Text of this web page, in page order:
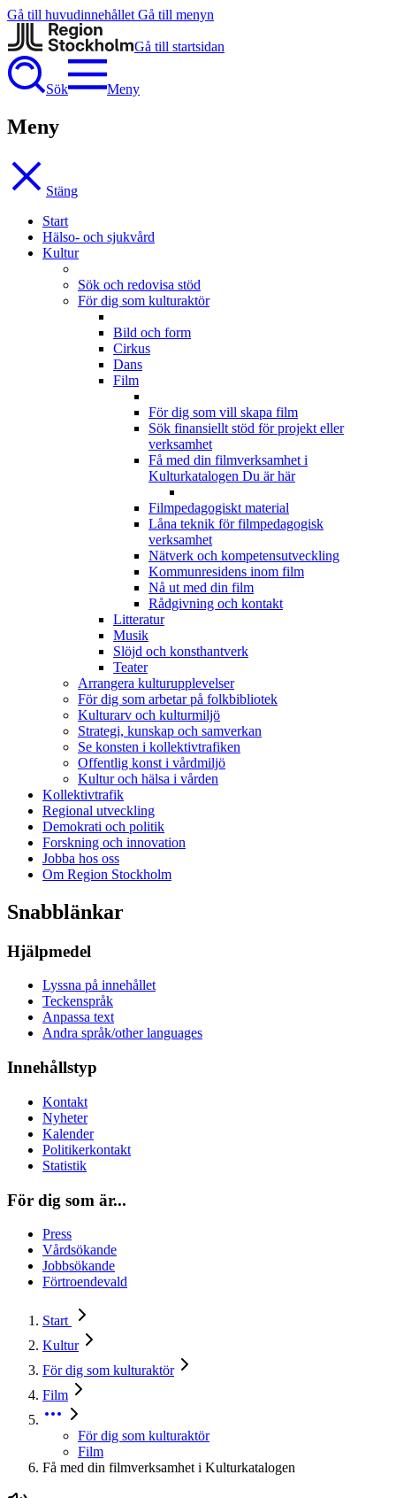
Gå till huvudinnehållet Gå till menyn
Gå till startsidan
Sök Meny
Meny
Stäng
Start
Hälso- och sjukvård
Kultur
Sök och redovisa stöd
För dig som kulturaktör
Bild och form
Cirkus
Dans
Film
För dig som vill skapa film
Sök finansiellt stöd för projekt eller
verksamhet
Få med din filmverksamhet i
Kulturkatalogen Du är här
Filmpedagogiskt material
Låna teknik för filmpedagogisk
verksamhet
Nätverk och kompetensutveckling
Kommunresidens inom film
Nå ut med din film
Rådgivning och kontakt
Litteratur
Musik
Slöjd och konsthantverk
Teater
Arrangera kulturupplevelser
För dig som arbetar på folkbibliotek
Kulturarv och kulturmiljö
Strategi, kunskap och samverkan
Se konsten i kollektivtrafiken
Offentlig konst i vårdmiljö
Kultur och hälsa i vården
Kollektivtrafik
Regional utveckling
Demokrati och politik
Forskning och innovation
Jobba hos oss
Om Region Stockholm
Snabblänkar
Hjälpmedel
Lyssna på innehållet
Teckenspråk
Anpassa text
Andra språk/other languages
Innehållstyp
Kontakt
Nyheter
Kalender
Politikerkontakt
Statistik
För dig som är...
Press
Vårdsökande
Jobbsökande
Förtroendevald
Start
Kultur
För dig som kulturaktör
Film
För dig som kulturaktör
Film
Få med din filmverksamhet i Kulturkatalogen